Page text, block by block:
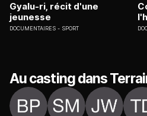
Gyalu-ri, récit d'une
jeunesse
DOCUMENTAIRES SPORT
Au casting dans